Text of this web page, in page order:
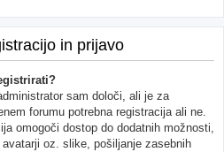
in prijavo
sam določi, ali je za
forumu potrebna registracija ali ne.
omogoči dostop do dodatnih možnosti,
oz. slike, pošiljanje zasebnih